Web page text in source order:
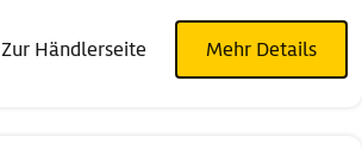
Zur Händlerseite Mehr Details